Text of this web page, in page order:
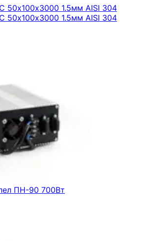
50х100х3000 1.5мм AISI 304
50х100х3000 1.5мм AISI 304
ПН-90 700Вт